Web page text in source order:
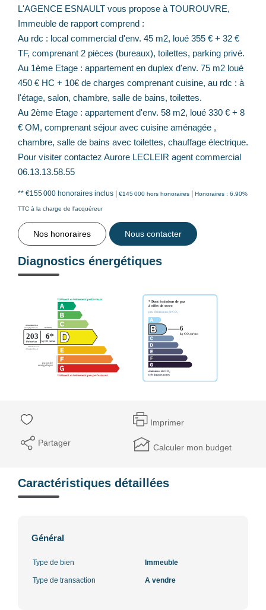
L'AGENCE ESNAULT vous propose à TOUROUVRE,
Immeuble de rapport comprend :
Au rdc : local commercial d'env. 45 m2, loué 355 € + 32 €
TF, comprenant 2 pièces (bureaux), toilettes, parking privé.
Au 1ème Etage : appartement en duplex d'env. 75 m2 loué
450 € HC + 10€ de charges comprenant cuisine, au rdc : à
l'étage, salon, chambre, salle de bains, toilettes.
Au 2ème Etage : appartement d'env. 58 m2, loué 330 € + 8
€ OM, comprenant séjour avec cuisine aménagée ,
chambre, salle de bains avec toilettes, chauffage électrique.
Pour visiter contactez Aurore LECLEIR agent commercial
06.13.13.58.55
** €155 000 honoraires inclus | €145 000 hors honoraires | Honoraires : 6.90%
TTC à la charge de l'acquéreur
Nos honoraires Nous contacter
Diagnostics énergétiques
Imprimer
Partager Calculer mon budget
Caractéristiques détaillées
Général
Type de bien Immeuble
Type de transaction A vendre